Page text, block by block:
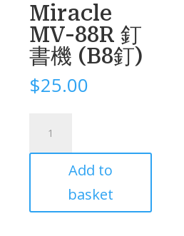
Miracle
MV-88R 釘
書機 (B8釘)
$25.00
88R
Add to
basket